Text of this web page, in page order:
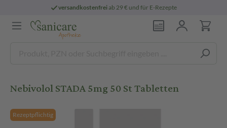
versandkostenfreiab 29 € und für E-Rezepte
Nebivolol STADA 5mg 50 St Tabletten
Rezeptpflichtig